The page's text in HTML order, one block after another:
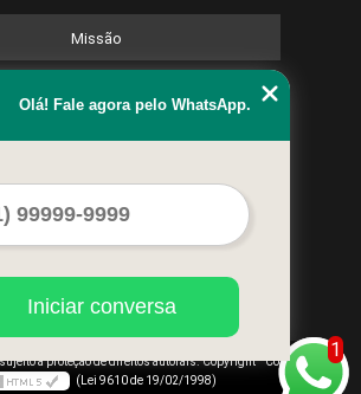
Missão
Serviços
Mapa do site
à proteção de direitos autorais. Copyright Cobre Eventos
(Lei 9610 de 19/02/1998)
1
Olá! Fale agora pelo WhatsApp.
Iniciar conversa